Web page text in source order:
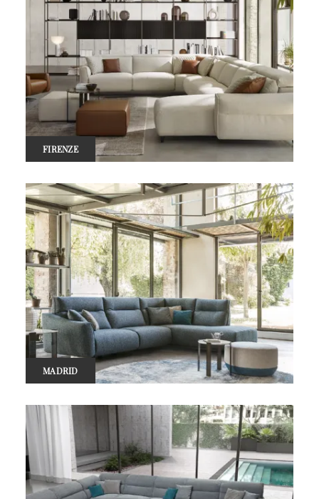
FIRENZE
MADRID